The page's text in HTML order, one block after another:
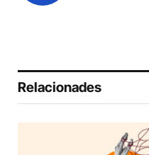
Relacionades